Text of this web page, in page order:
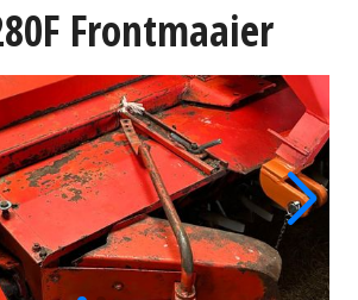
Frontmaaier